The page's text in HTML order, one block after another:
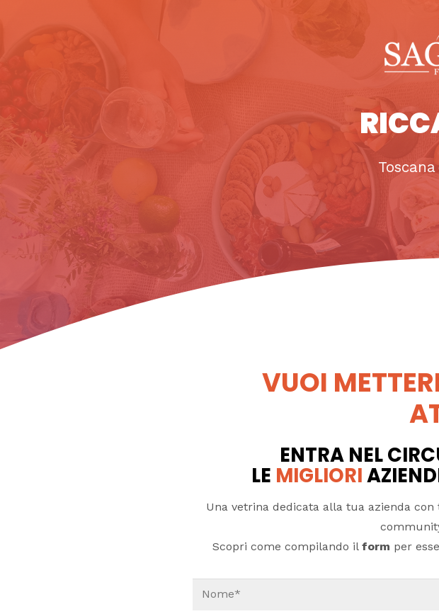
Toscana
VUOI
ENTRA NEL
LE MIGLIORI
Una vetrina dedicata alla tua azienda
Scopri come compilando il form per